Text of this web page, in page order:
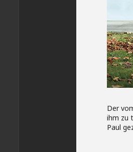
Der
ihm zu
Paul